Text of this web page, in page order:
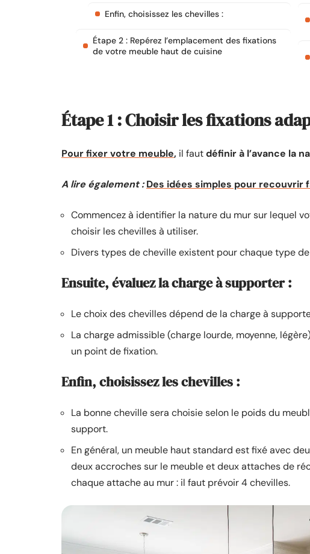
Enfin, choisissez les chevilles :
Étape 2 : Repérez l’emplacement des fixations
de votre meuble haut de cuisine
Étape 1 : Choisir les fixations
Pour fixer votre meuble, il fautdéfinir à l’avance la
A lire également : Des idées simples pour
Commencez à identifier la nature du mur sur lequel
choisir les chevilles à utiliser.
Divers types de cheville existent pour chaque type
Ensuite, évaluez la charge à supporter :
Le choix des chevilles dépend de la charge à
La charge admissible (charge lourde, moyenne,
un point de fixation.
Enfin, choisissez les chevilles :
La bonne cheville sera choisie selon le poids du
support.
En général, un meuble haut standard est fixé avec
deux accroches sur le meuble et deux attaches de
chaque attache au mur : il faut prévoir 4 chevilles.